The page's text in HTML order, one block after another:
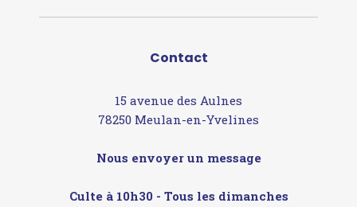
Contact
15 avenue des Aulnes
78250 Meulan-en-Yvelines
Nous envoyer un message
Culte à 10h30 - Tous les dimanches